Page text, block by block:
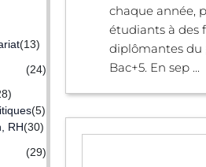
(13)
(24)
(5)
RH(30)
(29)
chaque année,
étudiants à des
diplômantes du
Bac+5. En sep ...